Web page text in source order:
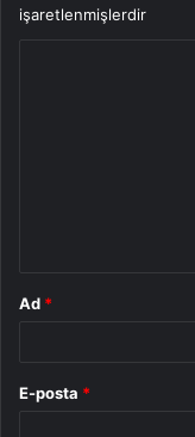
işaretlenmişlerdir
Ad *
E-posta *